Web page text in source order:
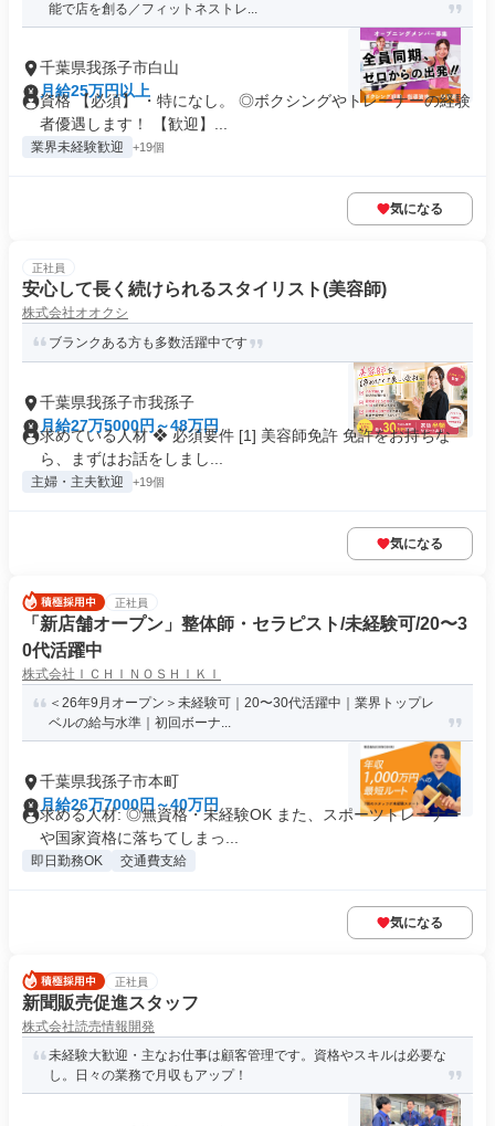
能で店を創る／フィットネストレ...
千葉県我孫子市白山
月給25万円以上
資格 【必須】 ・特になし。 ◎ボクシングやトレーナーの経験
者優遇します！ 【歓迎】...
業界未経験歓迎 +19個
気になる
正社員
安心して長く続けられるスタイリスト(美容師)
株式会社オオクシ
ブランクある方も多数活躍中です
千葉県我孫子市我孫子
月給27万5000円～48万円
求めている人材 ❖ 必須要件 [1] 美容師免許 免許をお持ちな
ら、まずはお話をしまし...
主婦・主夫歓迎 +19個
気になる
正社員
「新店舗オープン」整体師・セラピスト/未経験可/20〜3
0代活躍中
株式会社ＩＣＨＩＮＯＳＨＩＫＩ
＜26年9月オープン＞未経験可｜20〜30代活躍中｜業界トップレ
ベルの給与水準｜初回ボーナ...
千葉県我孫子市本町
月給26万7000円～40万円
求める人材: ◎無資格・未経験OK また、スポーツトレーナー
や国家資格に落ちてしまっ...
即日勤務OK 交通費支給
気になる
正社員
新聞販売促進スタッフ
株式会社読売情報開発
未経験大歓迎・主なお仕事は顧客管理です。資格やスキルは必要な
し。日々の業務で月収もアップ！